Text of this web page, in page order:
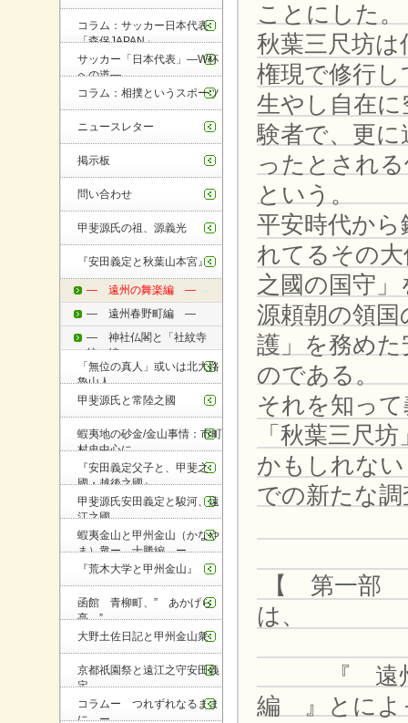
ことにした。
秋葉三尺坊は
権現で修行
生やし自在
験者で、更
ったとされ
という。
平安時代か
れてるその
之國の国守
源頼朝の領
護」を務め
のである。
それを知っ
「秋葉三尺
かもしれな
での新たな
【 第一部
は、
『 遠
編 』とによ
コラム：サッカー日本代表
「森保JAPAN」
サッカー「日本代表」―W杯
への道―
コラム：相撲というスポーツ
ニュースレター
掲示板
問い合わせ
甲斐源氏の祖、源義光
『安田義定と秋葉山本宮』
― 遠州の舞楽編 ―
― 遠州春野町編 ―
― 神社仏閣と「社紋寺
紋」編 ―
「無位の真人」或いは北大路
魯山人
甲斐源氏と常陸之國
蝦夷地の砂金/金山事情：市町
村史中心に
『安田義定父子と、甲斐之
國・越後之國』
甲斐源氏安田義定と駿河、遠
江之國
蝦夷金山と甲州金山（かなや
ま）衆ー 十勝編 ー
『荒木大学と甲州金山』
函館 青柳町、” あかげら
亭 ”
大野土佐日記と甲州金山衆
京都祇園祭と遠江之守安田義
定
コラムー つれずれなるまま
に ー